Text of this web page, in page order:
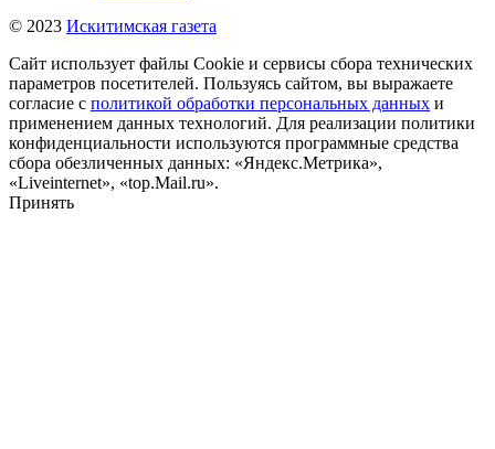
© 2023 Искитимская газета
Сайт использует файлы Cookie и сервисы сбора технических
параметров посетителей. Пользуясь сайтом, вы выражаете
согласие с политикой обработки персональных данных и
применением данных технологий. Для реализации политики
конфиденциальности используются программные средства
сбора обезличенных данных: «Яндекс.Метрика»,
«Liveinternet», «top.Mail.ru».
Принять